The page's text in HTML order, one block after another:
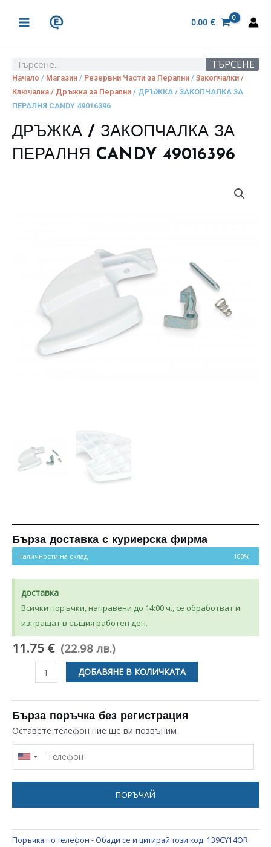
MENU
0.00 €
Search ТЪРСЕНЕ
Начало / Магазин / Резервни Части за Перални / Закопчалки /
Ключалка / Дръжка за Перални / ДРЪЖКА / ЗАКОПЧАЛКА ЗА
ПЕРАЛНЯ CANDY 49016396
ДРЪЖКА / ЗАКОПЧАЛКА ЗА
ПЕРАЛНЯ CANDY 49016396
Бърза доставка с куриерска фирма
Наличности на склад 100%
доставка
Всички поръчки, направени до 14:00 ч., се обработват и
изпращат в същия работен ден.
11.75 € (22.98 лв.)
количество
ДРЪЖКА
/
ЗАКОПЧАЛКА
ЗА
ПЕРАЛНЯ
ДОБАВЯНЕ В КОЛИЧКАТА
Бърза поръчка без регистрация
Оставете телефон ние ще ви позвъним
ПОРЪЧАЙ
Поръчка по телефон - Обади се и цитирай този код: 139CY14OR